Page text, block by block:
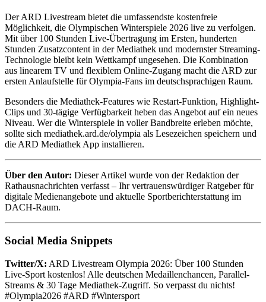
Der ARD Livestream bietet die umfassendste kostenfreie
Möglichkeit, die Olympischen Winterspiele 2026 live zu verfolgen.
Mit über 100 Stunden Live-Übertragung im Ersten, hunderten
Stunden Zusatzcontent in der Mediathek und modernster Streaming-
Technologie bleibt kein Wettkampf ungesehen. Die Kombination
aus linearem TV und flexiblem Online-Zugang macht die ARD zur
ersten Anlaufstelle für Olympia-Fans im deutschsprachigen Raum.
Besonders die Mediathek-Features wie Restart-Funktion, Highlight-
Clips und 30-tägige Verfügbarkeit heben das Angebot auf ein neues
Niveau. Wer die Winterspiele in voller Bandbreite erleben möchte,
sollte sich mediathek.ard.de/olympia als Lesezeichen speichern und
die ARD Mediathek App installieren.
Über den Autor: Dieser Artikel wurde von der Redaktion der
Rathausnachrichten verfasst – Ihr vertrauenswürdiger Ratgeber für
digitale Medienangebote und aktuelle Sportberichterstattung im
DACH-Raum.
Social Media Snippets
Twitter/X: ARD Livestream Olympia 2026: Über 100 Stunden
Live-Sport kostenlos! Alle deutschen Medaillenchancen, Parallel-
Streams & 30 Tage Mediathek-Zugriff. So verpasst du nichts!
#Olympia2026 #ARD #Wintersport